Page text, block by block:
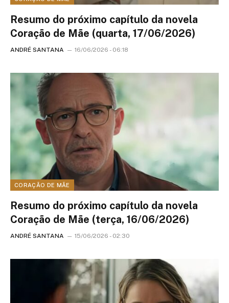
Resumo do próximo capítulo da novela
Coração de Mãe (quarta, 17/06/2026)
ANDRÉ SANTANA 16/06/2026 - 06:18
CORAÇÃO DE MÃE
Resumo do próximo capítulo da novela
Coração de Mãe (terça, 16/06/2026)
ANDRÉ SANTANA 15/06/2026 - 02:30